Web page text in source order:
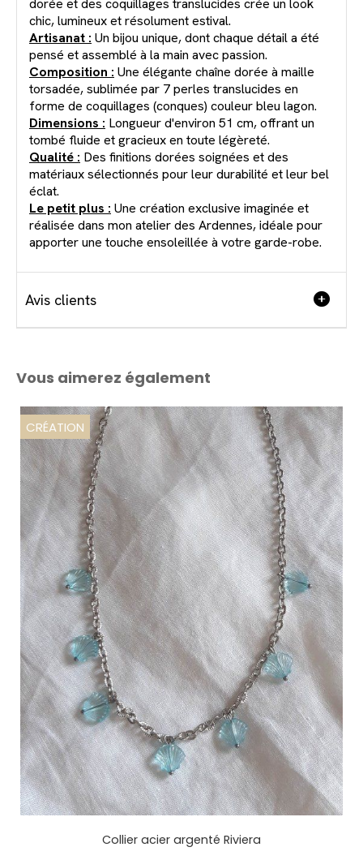
dorée et des coquillages translucides crée un look
chic, lumineux et résolument estival.
Artisanat : Un bijou unique, dont chaque détail a été
pensé et assemblé à la main avec passion.
Composition : Une élégante chaîne dorée à maille
torsadée, sublimée par 7 perles translucides en
forme de coquillages (conques) couleur bleu lagon.
Dimensions : Longueur d'environ 51 cm, offrant un
tombé fluide et gracieux en toute légèreté.
Qualité : Des finitions dorées soignées et des
matériaux sélectionnés pour leur durabilité et leur bel
éclat.
Le petit plus : Une création exclusive imaginée et
réalisée dans mon atelier des Ardennes, idéale pour
apporter une touche ensoleillée à votre garde-robe.
Avis clients
Vous aimerez également
Collier acier argenté Riviera
CRÉATION